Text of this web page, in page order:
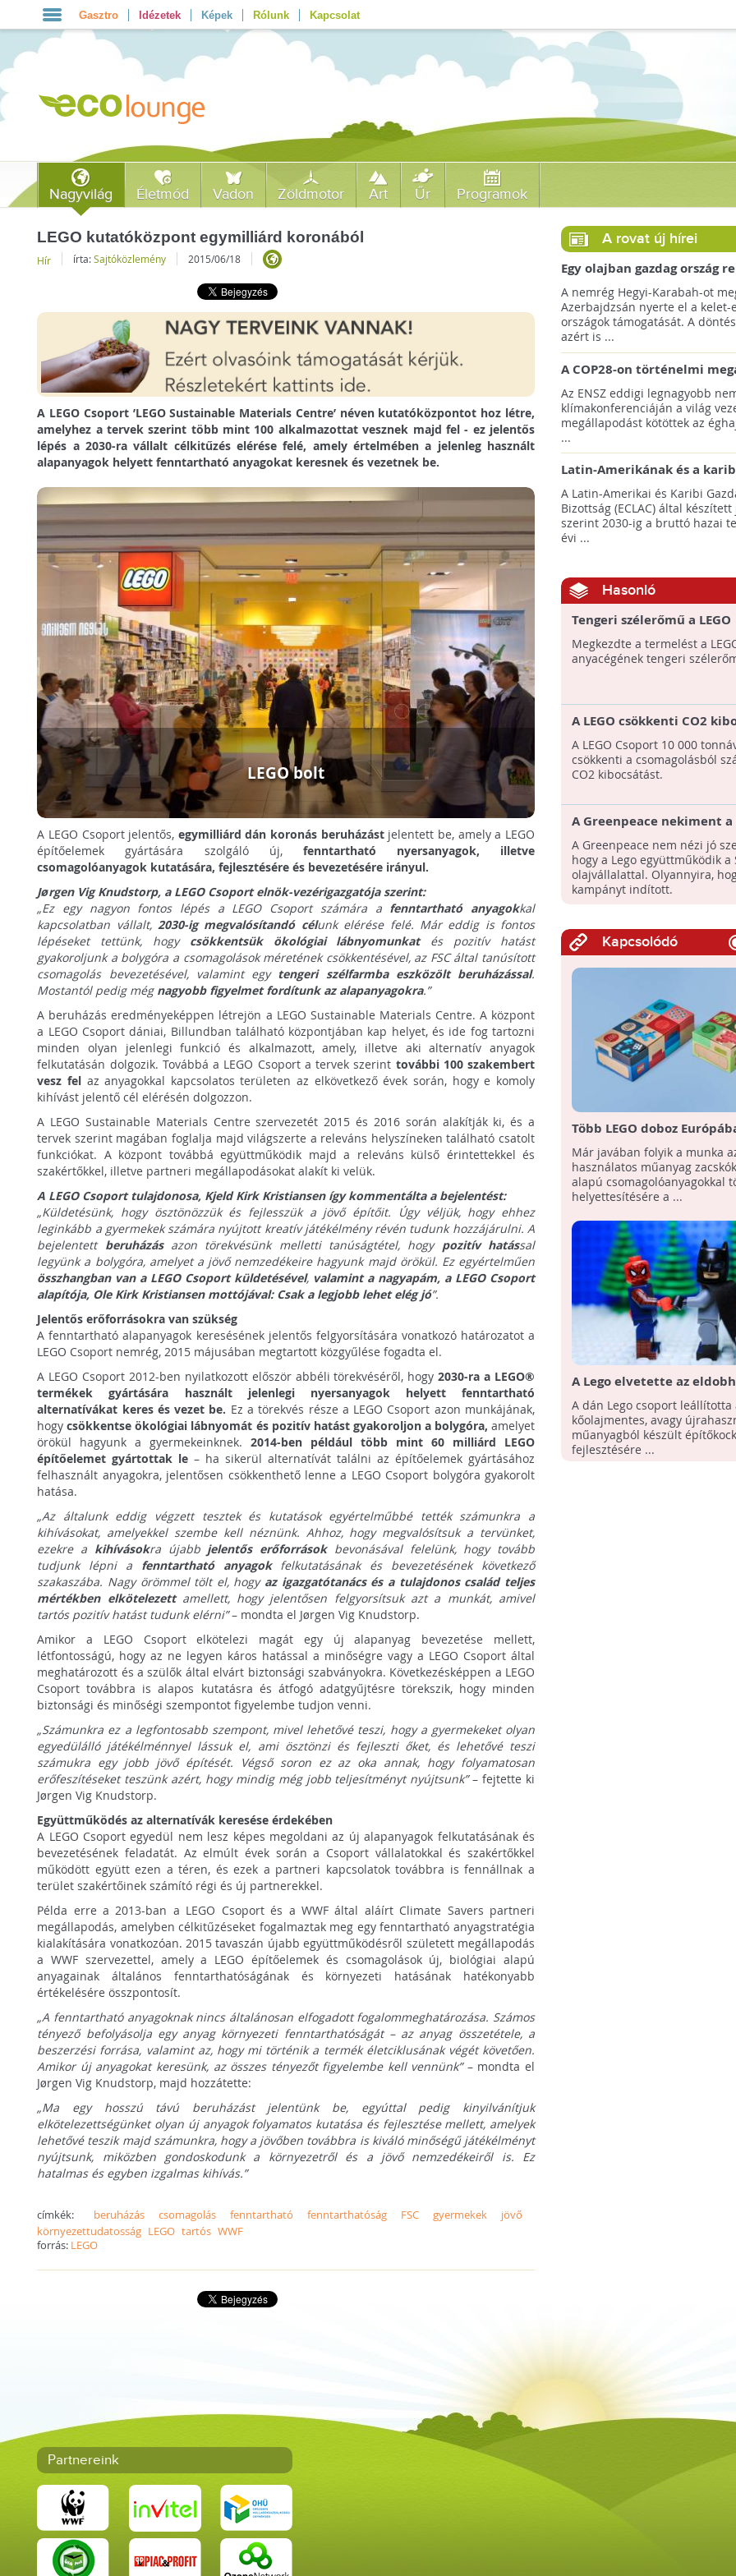
Gasztro Idézetek Képek Rólunk Kapcsolat
Nagyvilág Életmód Vadon Zöldmotor Art Űr Programok
LEGO kutatóközpont egymilliárd koronából
Hír írta:Sajtóközlemény 2015/06/18
A LEGO Csoport ’LEGO Sustainable Materials Centre’ néven kutatóközpontot hoz létre,
amelyhez a tervek szerint több mint 100 alkalmazottat vesznek majd fel - ez jelentős
lépés a 2030-ra vállalt célkitűzés elérése felé, amely értelmében a jelenleg használt
alapanyagok helyett fenntartható anyagokat keresnek és vezetnek be.
LEGO bolt
A LEGO Csoport jelentős, egymilliárd dán koronás beruházástjelentett be, amely a LEGO
építőelemek gyártására szolgáló új, fenntartható nyersanyagok, illetve
csomagolóanyagok kutatására, fejlesztésére és bevezetésére irányul.
Jørgen Vig Knudstorp, a LEGO Csoport elnök-vezérigazgatója szerint:
„Ez egy nagyon fontos lépés a LEGO Csoport számára a fenntartható anyagokkal
kapcsolatban vállalt, 2030-ig megvalósítandó célunk elérése felé. Már eddig is fontos
lépéseket tettünk, hogy csökkentsük ökológiai lábnyomunkatés pozitív hatást
gyakoroljunk a bolygóra a csomagolások méretének csökkentésével, az FSC által tanúsított
csomagolás bevezetésével, valamint egytengeri szélfarmba eszközölt beruházással.
Mostantól pedig még nagyobb figyelmet fordítunk az alapanyagokra.”
A beruházás eredményeképpen létrejön a LEGO Sustainable Materials Centre. A központ
a LEGO Csoport dániai, Billundban található központjában kap helyet, és ide fog tartozni
minden olyan jelenlegi funkció és alkalmazott, amely, illetve aki alternatív anyagok
felkutatásán dolgozik. Továbbá a LEGO Csoport a tervek szerint további 100 szakembert
vesz fel az anyagokkal kapcsolatos területen az elkövetkező évek során, hogy e komoly
kihívást jelentő cél elérésén dolgozzon.
A LEGO Sustainable Materials Centre szervezetét 2015 és 2016 során alakítják ki, és a
tervek szerint magában foglalja majd világszerte a releváns helyszíneken található csatolt
funkciókat. A központ továbbá együttműködik majd a releváns külső érintettekkel és
szakértőkkel, illetve partneri megállapodásokat alakít ki velük.
A LEGO Csoport tulajdonosa, Kjeld Kirk Kristiansen így kommentálta a bejelentést:
„Küldetésünk, hogy ösztönözzük és fejlesszük a jövő építőit. Úgy véljük, hogy ehhez
leginkább a gyermekek számára nyújtott kreatív játékélmény révén tudunk hozzájárulni. A
bejelentett beruházásazon törekvésünk melletti tanúságtétel, hogy pozitív hatással
legyünk a bolygóra, amelyet a jövő nemzedékeire hagyunk majd örökül. Ez egyértelműen
összhangban van a LEGO Csoport küldetésével, valamint a nagyapám, a LEGO Csoport
alapítója, Ole Kirk Kristiansen mottójával: Csak a legjobb lehet elég jó”.
Jelentős erőforrásokra van szükség
A fenntartható alapanyagok keresésének jelentős felgyorsítására vonatkozó határozatot a
LEGO Csoport nemrég, 2015 májusában megtartott közgyűlése fogadta el.
A LEGO Csoport 2012-ben nyilatkozott először abbéli törekvéséről, hogy2030-ra a LEGO®
termékek gyártására használt jelenlegi nyersanyagok helyett fenntartható
alternatívákat keres és vezet be. Ez a törekvés része a LEGO Csoport azon munkájának,
hogycsökkentse ökológiai lábnyomát és pozitív hatást gyakoroljon a bolygóra, amelyet
örökül hagyunk a gyermekeinknek.2014-ben például több mint 60 milliárd LEGO
építőelemet gyártottak le – ha sikerül alternatívát találni az építőelemek gyártásához
felhasznált anyagokra, jelentősen csökkenthető lenne a LEGO Csoport bolygóra gyakorolt
hatása.
„Az általunk eddig végzett tesztek és kutatások egyértelműbbé tették számunkra a
kihívásokat, amelyekkel szembe kell néznünk. Ahhoz, hogy megvalósítsuk a tervünket,
ezekre a kihívásokra újabb jelentős erőforrásokbevonásával felelünk, hogy tovább
tudjunk lépni a fenntartható anyagokfelkutatásának és bevezetésének következő
szakaszába. Nagy örömmel tölt el, hogy az igazgatótanács és a tulajdonos család teljes
mértékben elkötelezettamellett, hogy jelentősen felgyorsítsuk azt a munkát, amivel
tartós pozitív hatást tudunk elérni”– mondta el Jørgen Vig Knudstorp.
Amikor a LEGO Csoport elkötelezi magát egy új alapanyag bevezetése mellett,
létfontosságú, hogy az ne legyen káros hatással a minőségre vagy a LEGO Csoport által
meghatározott és a szülők által elvárt biztonsági szabványokra. Következésképpen a LEGO
Csoport továbbra is alapos kutatásra és átfogó adatgyűjtésre törekszik, hogy minden
biztonsági és minőségi szempontot figyelembe tudjon venni.
„Számunkra ez a legfontosabb szempont, mivel lehetővé teszi, hogy a gyermekeket olyan
egyedülálló játékélménnyel lássuk el, ami ösztönzi és fejleszti őket, és lehetővé teszi
számukra egy jobb jövő építését. Végső soron ez az oka annak, hogy folyamatosan
erőfeszítéseket teszünk azért, hogy mindig még jobb teljesítményt nyújtsunk”– fejtette ki
Jørgen Vig Knudstorp.
Együttműködés az alternatívák keresése érdekében
A LEGO Csoport egyedül nem lesz képes megoldani az új alapanyagok felkutatásának és
bevezetésének feladatát. Az elmúlt évek során a Csoport vállalatokkal és szakértőkkel
működött együtt ezen a téren, és ezek a partneri kapcsolatok továbbra is fennállnak a
terület szakértőinek számító régi és új partnerekkel.
Példa erre a 2013-ban a LEGO Csoport és a WWF által aláírt Climate Savers partneri
megállapodás, amelyben célkitűzéseket fogalmaztak meg egy fenntartható anyagstratégia
kialakítására vonatkozóan. 2015 tavaszán újabb együttműködésről született megállapodás
a WWF szervezettel, amely a LEGO építőelemek és csomagolások új, biológiai alapú
anyagainak általános fenntarthatóságának és környezeti hatásának hatékonyabb
értékelésére összpontosít.
„A fenntartható anyagoknak nincs általánosan elfogadott fogalommeghatározása. Számos
tényező befolyásolja egy anyag környezeti fenntarthatóságát – az anyag összetétele, a
beszerzési forrása, valamint az, hogy mi történik a termék életciklusának végét követően.
Amikor új anyagokat keresünk, az összes tényezőt figyelembe kell vennünk”– mondta el
Jørgen Vig Knudstorp, majd hozzátette:
„Ma egy hosszú távú beruházást jelentünk be, egyúttal pedig kinyilvánítjuk
elkötelezettségünket olyan új anyagok folyamatos kutatása és fejlesztése mellett, amelyek
lehetővé teszik majd számunkra, hogy a jövőben továbbra is kiváló minőségű játékélményt
nyújtsunk, miközben gondoskodunk a környezetről és a jövő nemzedékeiről is. Ez
hatalmas és egyben izgalmas kihívás.”
címkék: beruházás csomagolás fenntartható fenntarthatóság FSC gyermekek
jövő
környezettudatosság LEGO tartós WWF
forrás: LEGO
A rovat új hírei
Egy olajban gazdag ország
jövőre a COP29 klímacsúcsot
A nemrég Hegyi-Karabah-ot
Azerbajdzsán nyerte el a kelet-
országok támogatását. A
azért is ...
A COP28-on történelmi
született! - Összefoglaló az
klímacsúcsáról
Az ENSZ eddigi legnagyobb
klímakonferenciáján a világ
megállapodást kötöttek az
...
Latin-Amerikának és a
térségnek növelniük kell
az éghajlatvédelmi célok
A Latin-Amerikai és Karibi
Bizottság (ECLAC) által
szerint 2030-ig a bruttó hazai
évi ...
Hasonló
Tengeri szélerőmű a LEGO
Csoporttól
Megkezdte a termelést a
anyacégének tengeri
A LEGO csökkenti CO2
A LEGO Csoport 10 000
csökkenti a csomagolásból
CO2 kibocsátást.
A Greenpeace nekiment a
A Greenpeace nem nézi jó
hogy a Lego együttműködik a
olajvállalattal. Olyannyira,
kampányt indított.
Kapcsolódó
Több LEGO doboz
Ázsiában már papír alapú
zacskókat fog tartalmazni
Már javában folyik a munka
használatos műanyag
alapú csomagolóanyagokkal
helyettesítésére a ...
A Lego elvetette az
palack alapú építőkockák
koncepcióját
A dán Lego csoport leállította
kőolajmentes, avagy
műanyagból készült
fejlesztésére ...
Partnereink